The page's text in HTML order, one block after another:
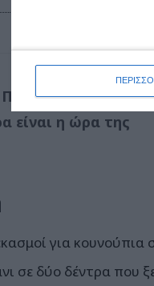
Ποντιακού
είναι η ώρα της
για
σε δύο δέντρα που